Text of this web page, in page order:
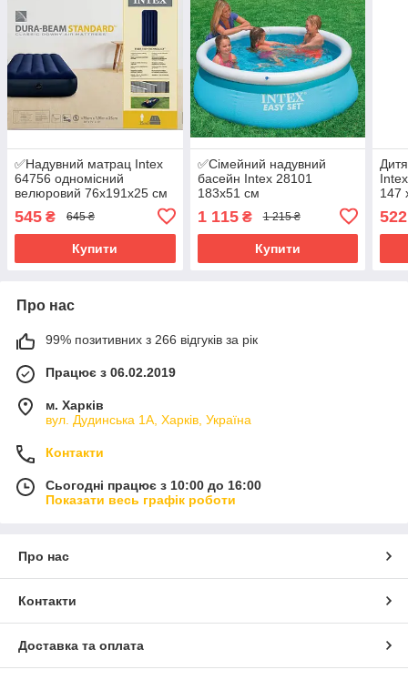
✅Надувний матрац Intex
64756 одномісний
велюровий 76х191х25 см
ліжко)
545 ₴ 645 ₴
Купити
✅Сімейний надувний
басейн Intex 28101
183х51 см
1 115₴ 1 215 ₴
Купити
147
522
Про нас
99% позитивних з 266 відгуків за рік
Працює з 06.02.2019
м. Харків
вул. Дудинська 1А, Харків, Україна
Контакти
Сьогодні працює з 10:00 до 16:00
Показати весь графік роботи
Про нас
Контакти
Доставка та оплата